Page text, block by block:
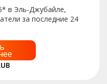
в Эль-Джубайле,
за последние 24